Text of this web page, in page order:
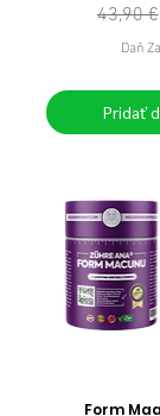
43,90 €
Daň
Pridať
Form